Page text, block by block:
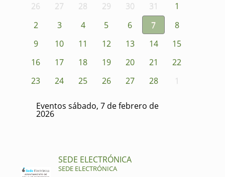
26 27 28 29 30 31
1
2
3 4 5 6 7
8
9
10 11 12 13 14
15
16
17 18 19 20 21
22
23
24 25 26 27 28 1
Eventos sábado, 7 de febrero de
2026
SEDE ELECTRÓNICA
SEDE ELECTRÓNICA